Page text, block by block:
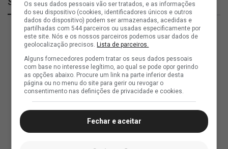
Os seus dados pessoais vão ser tratados, e as informações
do seu dispositivo (cookies, identificadores únicos e outros
dados do dispositivo) podem ser armazenadas, acedidas e
partilhadas com 544 parceiros ou usadas especificamente por
este site. Nós e os nossos parceiros podemos usar dados de
geolocalização precisos. Lista de parceiros.
Alguns fornecedores podem tratar os seus dados pessoais
com base no interesse legítimo, ao qual se pode opor gerindo
as opções abaixo. Procure um link na parte inferior desta
página ou no menu do site para gerir ou revogar o
consentimento nas definições de privacidade e cookies.
Fechar e aceitar